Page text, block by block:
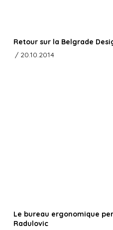
Retour sur la Belgrade
/ 20.10.2014
Le bureau ergonomique
Radulovic